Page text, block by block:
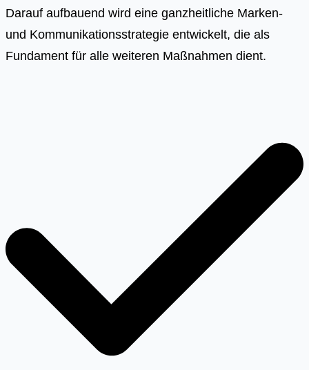
Darauf aufbauend wird eine ganzheitliche Marken-
und Kommunikationsstrategie entwickelt, die als
Fundament für alle weiteren Maßnahmen dient.